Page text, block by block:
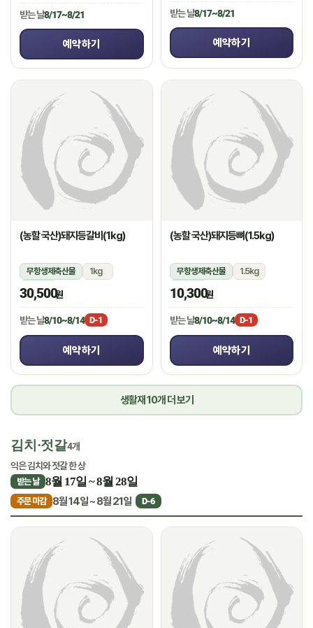
받는 날8/17~8/21
예약하기
받는 날8/17~8/21
예약하기
(농할 국산)돼지등갈비(1kg)
무항생제축산물
1kg
냉장
30,500원
받는 날8/10~8/14 D-1
예약하기
(농할 국산)돼지등뼈(1.5kg)
무항생제축산물
1.5kg
냉장
10,300원
받는 날8/10~8/14 D-1
예약하기
생활재 10개 더 보기
김치·젓갈4개
익은 김치와 젓갈 한 상
받는 날 8월 17일 ~ 8월 28일
주문 마감 8월 14일 ~ 8월 21일 D-6